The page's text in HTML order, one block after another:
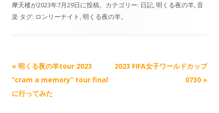
o
o
y
a
有
摩天楼が2023年7月29日に投稿。カテゴリー: 日記,明くる夜の羊,音
楽 タグ: ロンリーナイト ,明くる夜の羊。
記
事
ナ
« 明くる夜の羊tour 2023
“cram a memory” tour final
に行ってみた
2023 FIFA女子ワールドカップ
0730 »